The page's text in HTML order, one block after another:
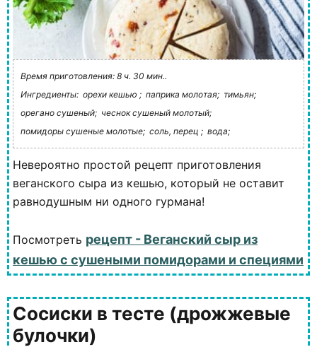
Время приготовления: 8 ч. 30 мин..
Ингредиенты: орехи кешью ; паприка молотая; тимьян;
орегано сушеный; чеснок сушеный молотый;
помидоры сушеные молотые; соль, перец ; вода;
Невероятно простой рецепт приготовления
веганского сыра из кешью, который не оставит
равнодушным ни одного гурмана!
Посмотреть рецепт - Веганский сыр из
кешью с сушеными помидорами и специями
Сосиски в тесте (дрожжевые
булочки)